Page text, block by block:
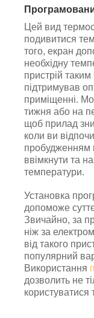
Цей вид
подивитися
того, екран
необхідну
пристрій
підтримував
приміщенні.
тижня або на
щоб прилад
коли ви
пробудженням
ввімкнути та
температури.
Установка
допоможе
Звичайно, за
ніж за
від такого
популярний
Використання
дозволить не
користуватися